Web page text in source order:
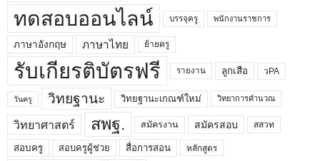
ทดสอบออนไลน์ บรรจุครู พนักงานราชการ
ภาษาอังกฤษ ภาษาไทย ย้ายครู
รับเกียรติบัตรฟรี รายงาน ลูกเสือ วPA
วันครู วิทยฐานะ วิทยฐานะเกณฑ์ใหม่ วิทยาการคำนวณ
วิทยาศาสตร์ สพฐ. สมัครงาน สมัครสอบ สสวท
สอบครู สอบครูผู้ช่วย สื่อการสอน หลักสูตร